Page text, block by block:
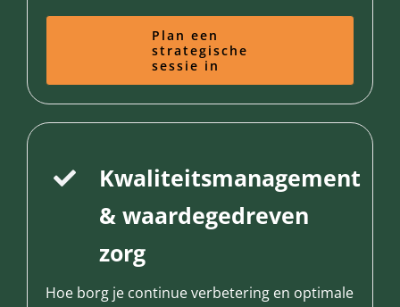
Plan een
strategische
sessie in
Kwaliteitsmanagement
& waardegedreven
zorg
Hoe borg je continue verbetering en optimale